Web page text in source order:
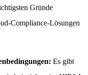
Gründe
Compliance-Lösungen
Es gibt